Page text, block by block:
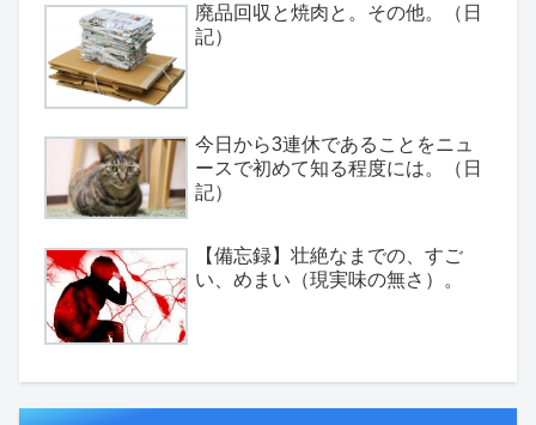
廃品回収と焼肉と。その他。（日
記）
今日から3連休であることをニュ
ースで初めて知る程度には。（日
記）
【備忘録】壮絶なまでの、すご
い、めまい（現実味の無さ）。